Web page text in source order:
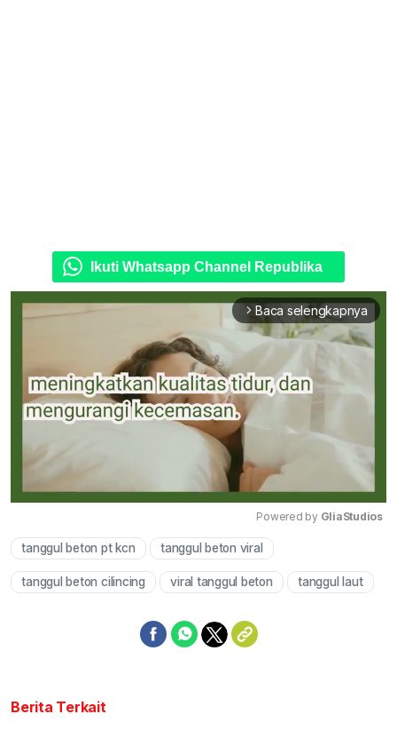
Ikuti Whatsapp Channel Republika
arrow_forward_ios Baca selengkapnya
Powered by GliaStudios
tanggul beton pt kcn tanggul beton viral
tanggul beton cilincing viral tanggul beton tanggul laut
Berita Terkait